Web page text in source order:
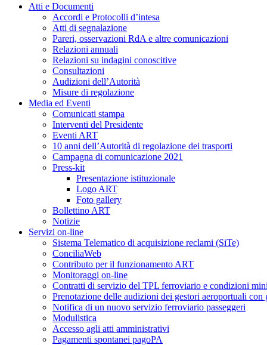
Atti e Documenti
Accordi e Protocolli d’intesa
Atti di segnalazione
Pareri, osservazioni RdA e altre comunicazioni
Relazioni annuali
Relazioni su indagini conoscitive
Consultazioni
Audizioni dell’Autorità
Misure di regolazione
Media ed Eventi
Comunicati stampa
Interventi del Presidente
Eventi ART
10 anni dell’Autorità di regolazione dei trasporti
Campagna di comunicazione 2021
Press-kit
Presentazione istituzionale
Logo ART
Foto gallery
Bollettino ART
Notizie
Servizi on-line
Sistema Telematico di acquisizione reclami (SiTe)
ConciliaWeb
Contributo per il funzionamento ART
Monitoraggi on-line
Contratti di servizio del TPL ferroviario e condizioni
Prenotazione delle audizioni dei gestori aeroportuali con
Notifica di un nuovo servizio ferroviario passeggeri
Modulistica
Accesso agli atti amministrativi
Pagamenti spontanei pagoPA